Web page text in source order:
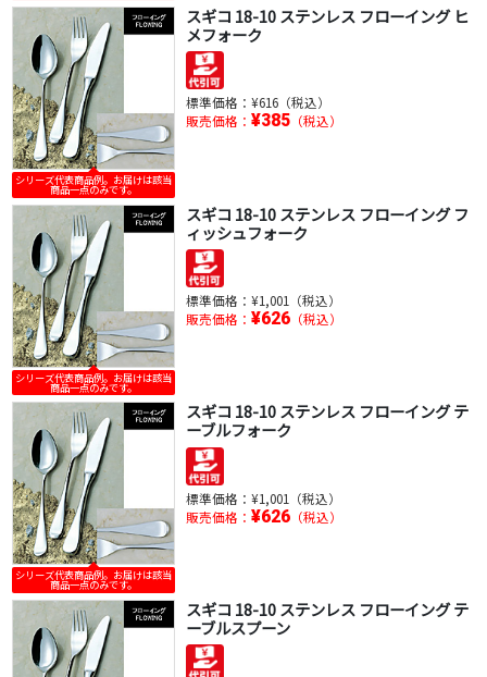
シリーズ代表商品例。お届けは該当
商品一点のみです。
スギコ 18-10 ステンレス フローイング ヒ
メフォーク
標準価格： ¥616（税込）
販売価格： ¥385（税込）
シリーズ代表商品例。お届けは該当
商品一点のみです。
スギコ 18-10 ステンレス フローイング フ
ィッシュフォーク
標準価格： ¥1,001（税込）
販売価格： ¥626（税込）
シリーズ代表商品例。お届けは該当
商品一点のみです。
スギコ 18-10 ステンレス フローイング テ
ーブルフォーク
標準価格： ¥1,001（税込）
販売価格： ¥626（税込）
スギコ 18-10 ステンレス フローイング テ
ーブルスプーン